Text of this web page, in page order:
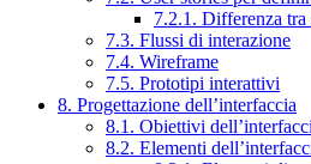
7.2.1. Differenza tra
7.3. Flussi di interazione
7.4. Wireframe
7.5. Prototipi interattivi
8. Progettazione dell’interfaccia
8.1. Obiettivi
8.2. Elementi